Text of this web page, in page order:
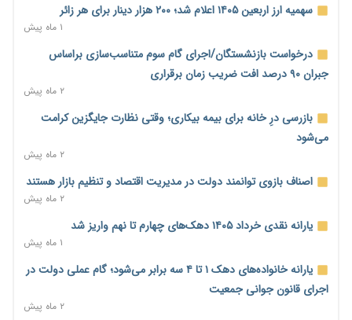
رشد ۷۵ هزار میلیاردی بازار خرید اعتباری؛ فین‌تک‌ها وارد میدان
احتمال اختلال ۲۴ ساعته در سامانه‌های تأمین اجتماعی
۲ روز پیش
آغاز اجرای پایلوت «ردا کارت» برای دانشجویان تحصیلات تکمیلی
۲ روز پیش
محدودیت تازه برای شبکه بانکی؛ افزایش سپرده قانونی با هدف
سهمیه ارز اربعین ۱۴۰۵ اعلام شد؛ ۲۰۰ هزار دینار برای هر زائر
۱ ماه پیش
درخواست بازنشستگان/اجرای گام سوم متناسب‌سازی براساس
جبران ۹۰ درصد افت ضریب زمان برقراری
۲ ماه پیش
بازرسی درِ خانه برای بیمه بیکاری؛ وقتی نظارت جایگزین کرامت
می‌شود
۲ ماه پیش
اصناف بازوی توانمند دولت در مدیریت اقتصاد و تنظیم بازار هستند
۲ ماه پیش
یارانه نقدی خرداد ۱۴۰۵ دهک‌های چهارم تا نهم واریز شد
۱ ماه پیش
یارانه خانواده‌های دهک ۱ تا ۴ سه برابر می‌شود؛ گام عملی دولت در
اجرای قانون جوانی جمعیت
۲ ماه پیش